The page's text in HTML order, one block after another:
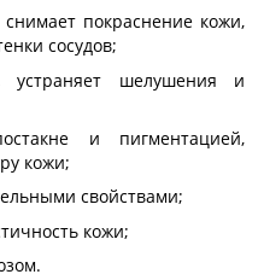
покраснение кожи,
сосудов;
устраняет шелушения и
и пигментацией,
кожи;
свойствами;
кожи;